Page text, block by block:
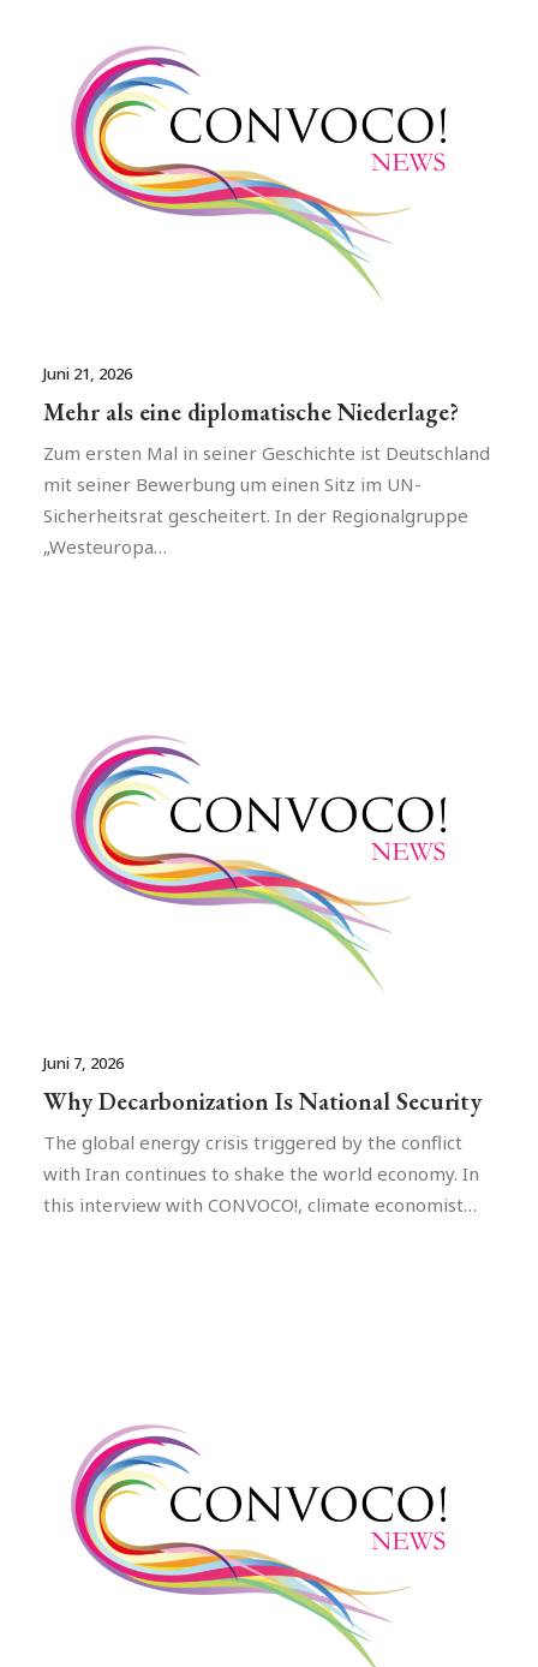
Juni 21, 2026
Mehr als eine diplomatische Niederlage?
Zum ersten Mal in seiner Geschichte ist Deutschland
mit seiner Bewerbung um einen Sitz im UN-
Sicherheitsrat gescheitert. In der Regionalgruppe
„Westeuropa…
Juni 7, 2026
Why Decarbonization Is National Security
The global energy crisis triggered by the conflict
with Iran continues to shake the world economy. In
this interview with CONVOCO!, climate economist…